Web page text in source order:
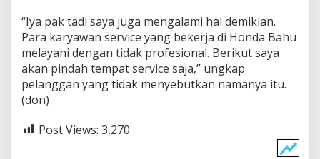
“Iya pak tadi saya juga mengalami hal demikian.
Para karyawan service yang bekerja di Honda Bahu
melayani dengan tidak profesional. Berikut saya
akan pindah tempat service saja,” ungkap
pelanggan yang tidak menyebutkan namanya itu.
(don)
Post Views: 3,270